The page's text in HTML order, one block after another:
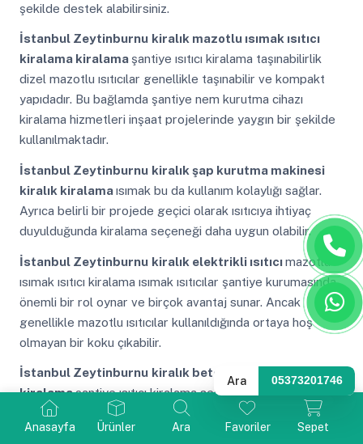
Anasayfa Ürünler Ara Favoriler Sepet
şekilde destek alabilirsiniz.
İstanbul Zeytinburnu kiralık mazotlu ısımak ısıtıcı
kiralama kiralama şantiye ısıtıcı kiralama taşınabilirlik
dizel mazotlu ısıtıcılar genellikle taşınabilir ve kompakt
yapıdadır. Bu bağlamda şantiye nem kurutma cihazı
kiralama hizmetleri inşaat projelerinde yaygın bir şekilde
kullanılmaktadır.
İstanbul Zeytinburnu kiralık şap kurutma makinesi
kiralık kiralamaısımak bu da kullanım kolaylığı sağlar.
Ayrıca belirli bir projede geçici olarak ısıtıcıya ihtiyaç
duyulduğunda kiralama seçeneği daha uygun olabilir.
İstanbul Zeytinburnu kiralık elektrikli ısıtıcımazotlu
ısımak ısıtıcı kiralama ısımak ısıtıcılar şantiye kurumasında
önemli bir rol oynar ve birçok avantaj sunar. Ancak
genellikle mazotlu ısıtıcılar kullanıldığında ortaya hoş
olmayan bir koku çıkabilir.
İstanbul Zeytinburnu kiralık beton kurutma cihazı
kiralamaşantiye ısıtıcı kiralama sessiz çalışma özelliği
konforlu bir ortam sağlar ve kullanıcıya rahatsızlık
vermez. Isımak ısıtıcılar şantiye kurumasında önemli bir
Ara 05373201746